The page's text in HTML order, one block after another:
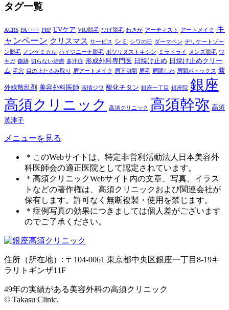
タグ一覧
ACRS PA++++ PRP UVケア VIO脱毛 ひげ脱毛 わきが アーティスト アートメイク
キ
ャンペーン クリスマス サービス シミ シワの日 ダーマペン デリケートゾー
ン脱毛
ノンケミカル ハイジニーナ脱毛 ボツリヌストキシン ミラドライ メンズ脱毛 ワ
キガ 傷跡 切らない治療 多汗症 形成外科専門医 日焼け止め 日焼け止めクリー
ム 毛穴 目の上たるみ取り 眉アートメイク 眉下切開 眉毛 眉間しわ 眉間ボトックス 紫
外線散乱剤 美容外科医師 表情ジワ 酸化チタン 銀座一丁目 銀座院 銀座
高須クリニック
高須クリニック 高須幹弥 高須
英津子
メニューを見る
＊このWebサイトは、特定非営利活動法人日本美容外
科医師会の適正医院として認定されています。
＊高須クリニックWebサイト内の文章、写真、イラス
トなどの著作権は、高須クリニックおよび関連会社が
保有します。許可なく無断複製・使用を禁じます。
＊症例写真の効果につきましては個人差がございます
のでご了承ください。
住所（所在地）: 〒104-0061 東京都中央区銀座一丁目8-19キ
ラリトギンザ11F
49年の実績がある美容外科の高須クリニック
© Takasu Clinic.